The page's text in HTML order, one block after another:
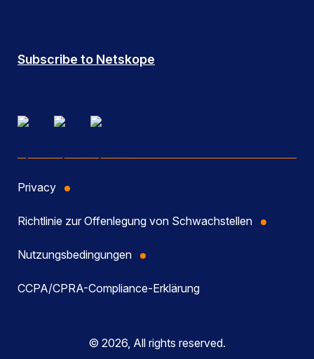
Subscribe to Netskope
Privacy
Richtlinie zur Offenlegung von Schwachstellen
Nutzungsbedingungen
CCPA/CPRA-Compliance-Erklärung
© 2026, All rights reserved.